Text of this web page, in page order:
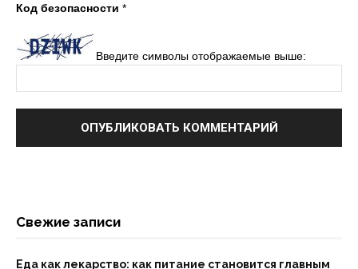
Код безопасности *
Введите символы отображаемые выше:
Свежие записи
Еда как лекарство: как питание становится главным